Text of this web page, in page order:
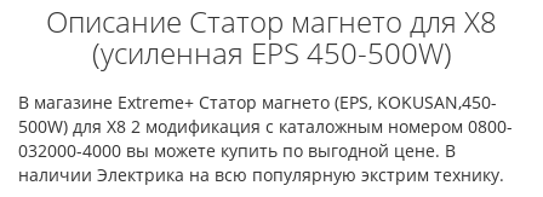
Описание Статор магнето для X8
(усиленная EPS 450-500W)
В магазине Extreme+ Статор магнето (EPS, KOKUSAN,450-
500W) для X8 2 модификация с каталожным номером 0800-
032000-4000 вы можете купить по выгодной цене. В
наличии Электрика на всю популярную экстрим технику.